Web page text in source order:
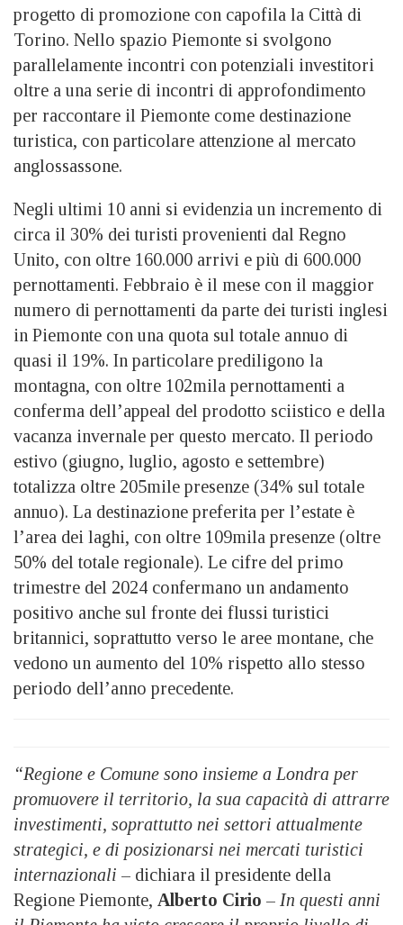
progetto di promozione con capofila la Città di
Torino. Nello spazio Piemonte si svolgono
parallelamente incontri con potenziali investitori
oltre a una serie di incontri di approfondimento
per raccontare il Piemonte come destinazione
turistica, con particolare attenzione al mercato
anglossassone.
Negli ultimi 10 anni si evidenzia un incremento di
circa il 30% dei turisti provenienti dal Regno
Unito, con oltre 160.000 arrivi e più di 600.000
pernottamenti. Febbraio è il mese con il maggior
numero di pernottamenti da parte dei turisti inglesi
in Piemonte con una quota sul totale annuo di
quasi il 19%. In particolare prediligono la
montagna, con oltre 102mila pernottamenti a
conferma dell’appeal del prodotto sciistico e della
vacanza invernale per questo mercato. Il periodo
estivo (giugno, luglio, agosto e settembre)
totalizza oltre 205mile presenze (34% sul totale
annuo). La destinazione preferita per l’estate è
l’area dei laghi, con oltre 109mila presenze (oltre
50% del totale regionale). Le cifre del primo
trimestre del 2024 confermano un andamento
positivo anche sul fronte dei flussi turistici
britannici, soprattutto verso le aree montane, che
vedono un aumento del 10% rispetto allo stesso
periodo dell’anno precedente.
“Regione e Comune sono insieme a Londra per
promuovere il territorio, la sua capacità di attrarre
investimenti, soprattutto nei settori attualmente
strategici, e di posizionarsi nei mercati turistici
internazionali – dichiara il presidente della
Regione Piemonte, Alberto Cirio – In questi anni